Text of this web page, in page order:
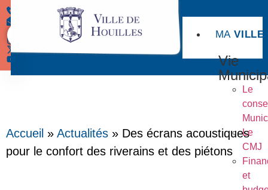
Démarches MAVILLE
Vie
Le
Le
CMJ
et
Accueil » Actualités » Des écrans acoustiques
pour le confort des riverains et des piétons